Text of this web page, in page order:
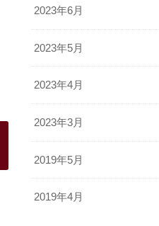
2023年6月
2023年5月
2023年4月
2023年3月
2019年5月
2019年4月